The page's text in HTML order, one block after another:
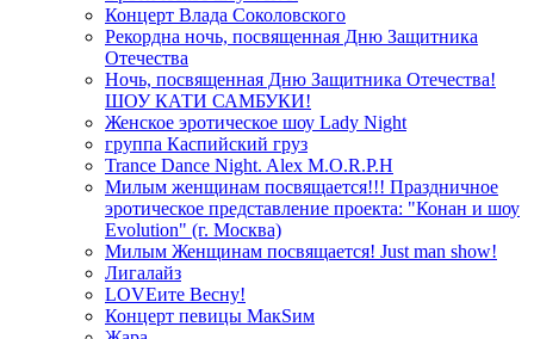
Концерт Влада Соколовского
Рекордна ночь, посвященная Дню Защитника
Отечества
Ночь, посвященная Дню Защитника Отечества!
ШОУ КАТИ САМБУКИ!
Женское эротическое шоу Lady Night
группа Каспийский груз
Trance Dance Night. Alex M.O.R.P.H
Милым женщинам посвящается!!! Праздничное
эротическое представление проекта: "Конан и шоу
Evolution" (г. Москва)
Милым Женщинам посвящается! Just man show!
Лигалайз
LOVEите Весну!
Концерт певицы МакSим